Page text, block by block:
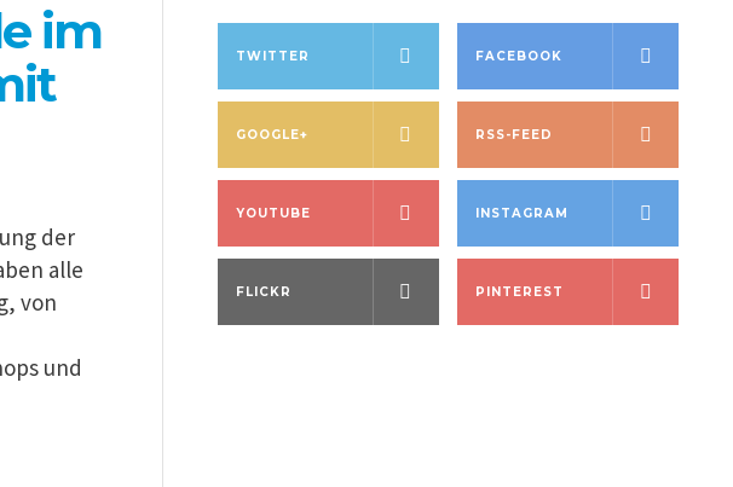
im
der
alle
von
und
TWITTER FACEBOOK
GOOGLE+ RSS-FEED
YOUTUBE INSTAGRAM
FLICKR PINTEREST